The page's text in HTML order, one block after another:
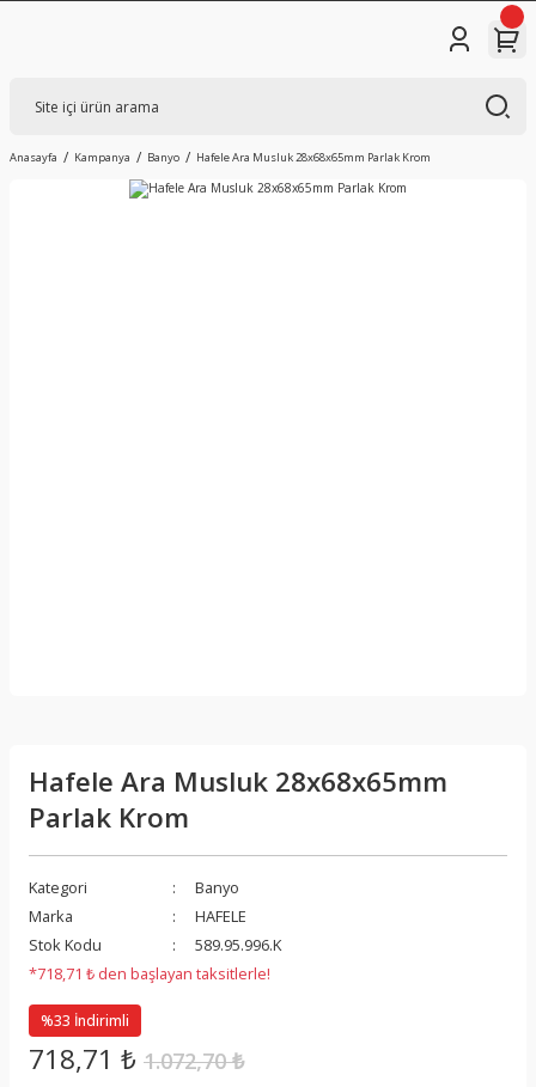
Anasayfa Kampanya Banyo Hafele Ara Musluk 28x68x65mm Parlak Krom
Hafele Ara Musluk 28x68x65mm
Parlak Krom
Kategori
Banyo
Marka
HAFELE
Stok Kodu
589.95.996.K
*718,71 ₺ den başlayan taksitlerle!
%33 İndirimli
718,71 ₺ 1.072,70 ₺